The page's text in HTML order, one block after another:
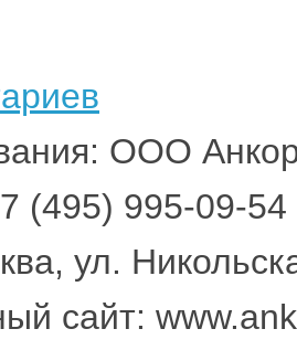
ООО
(495) 995-09-54
ул.
сайт: